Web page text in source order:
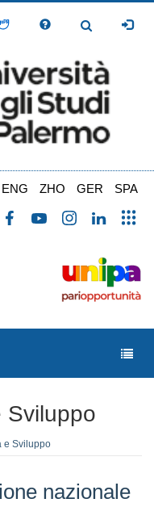
Toggle
ENG ZHO GER SPA
Sviluppo
e Sviluppo
nazionale